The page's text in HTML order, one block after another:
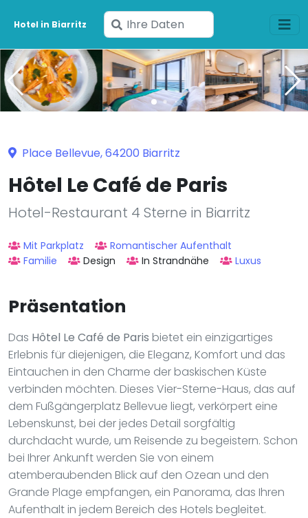
Hotel in Biarritz
Geben
Sie
Ihre
Daten
ein
Place Bellevue, 64200 Biarritz
Hôtel Le Café de Paris
Hotel-Restaurant 4 Sterne in Biarritz
Mit Parkplatz
Romantischer Aufenthalt
Familie
Design In Strandnähe Luxus
Präsentation
Das Hôtel Le Café de Paris bietet ein einzigartiges
Erlebnis für diejenigen, die Eleganz, Komfort und das
Eintauchen in den Charme der baskischen Küste
verbinden möchten. Dieses Vier-Sterne-Haus, das auf
dem Fußgängerplatz Bellevue liegt, verkörpert eine
Lebenskunst, bei der jedes Detail sorgfältig
durchdacht wurde, um Reisende zu begeistern. Schon
bei Ihrer Ankunft werden Sie von einem
atemberaubenden Blick auf den Ozean und den
Grande Plage empfangen, ein Panorama, das Ihren
Aufenthalt in jedem Bereich des Hotels begleitet.